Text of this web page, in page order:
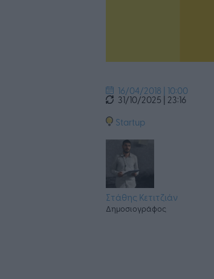
16/04/2018 | 10:00
31/10/2025 | 23:16
Startup
Στάθης Κετιτζιάν
Δημοσιογράφος